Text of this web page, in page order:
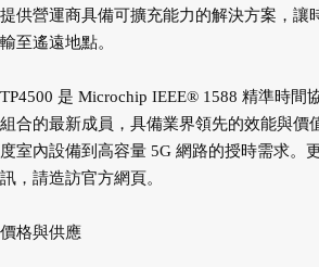
提供營運商具備可擴充能力的解決方案，讓
輸至遙遠地點。
TP4500 是 Microchip IEEE® 1588 精準時間
組合的最新成員，具備業界領先的效能與價
度室內設備到高容量 5G 網路的授時需求。
訊，請造訪官方網頁。
價格與供應